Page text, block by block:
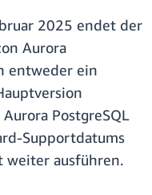
2025 endet der
Aurora
entweder ein
PostgreSQL
Supportdatums
weiter ausführen.